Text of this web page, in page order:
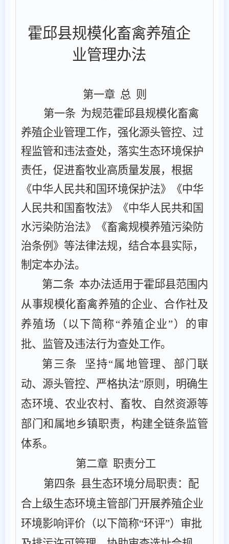
霍邱县规模化畜禽养殖企
业管理办法
第一章 总 则
第一条 ‌ 为规范霍邱县规模化畜禽
养殖企业管理工作，强化源头管控、过
程监管和违法查处，落实生态环境保护
责任，促进畜牧业高质量发展，根据
《中华人民共和国环境保护法》《中华
人民共和国畜牧法》
《‌中华人民共和国
水污染防治法》
《畜禽规模养殖污染防
治条例》等法律法规，结合本县实际，
制定本办法。
第二条 ‌ 本办法适用于霍邱县范围内
从事规模化畜禽养殖的企业、合作社及
养殖场
（以下简称“养殖企业”）的审
批、监管及违法行为查处工作。
第三条
‌ 坚持“属地管理、部门联
动、源头管控、严格执法”原则，明确生
态环境、 农业农村、 畜牧、自然资源等
部门和 属地乡镇职责，构建全链条监管
体系。
第二章 职责分工
第四条 ‌ ‌县生态环境分局职责‌： 配
合 上级生态环境主管部门开展养殖企业
环境影响评价（以下简称“环评”）审批